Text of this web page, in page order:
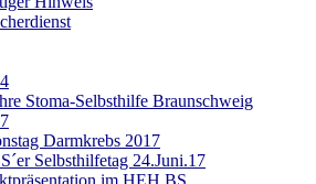
Stoma-Selbsthilfe Braunschweig
Darmkrebs 2017
Selbsthilfetag 24.Juni.17
im HEH BS